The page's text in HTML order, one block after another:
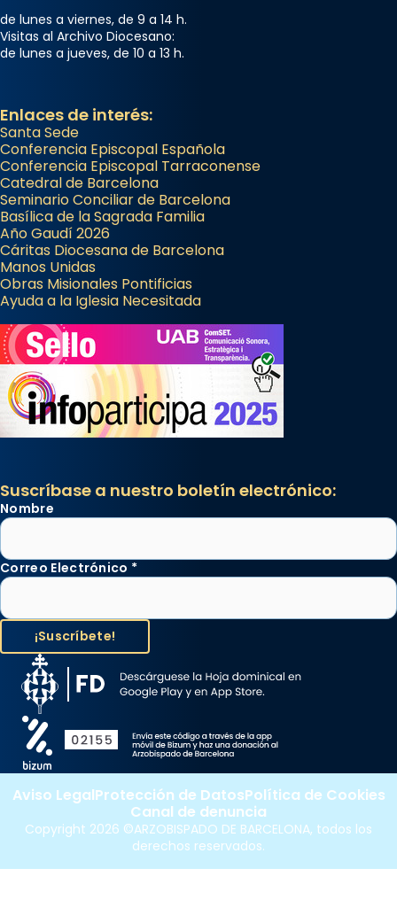
de lunes a viernes, de 9 a 14 h.
Visitas al Archivo Diocesano:
de lunes a jueves, de 10 a 13 h.
Enlaces de interés:
Santa Sede
Conferencia Episcopal Española
Conferencia Episcopal Tarraconense
Catedral de Barcelona
Seminario Conciliar de Barcelona
Basílica de la Sagrada Familia
Año Gaudí 2026
Cáritas Diocesana de Barcelona
Manos Unidas
Obras Misionales Pontificias
Ayuda a la Iglesia Necesitada
Suscríbase a nuestro boletín electrónico:
Nombre
Correo Electrónico *
Copyright 2026 ©ARZOBISPADO DE BARCELONA, todos los
derechos reservados.
Aviso LegalProtección de DatosPolítica de Cookies
Canal de denuncia